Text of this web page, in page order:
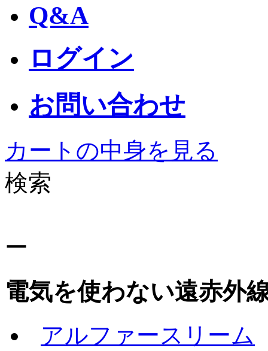
Q&A
ログイン
お問い合わせ
カートの中身を見る
検索
ー
電気を使わない遠赤外
アルファースリーム